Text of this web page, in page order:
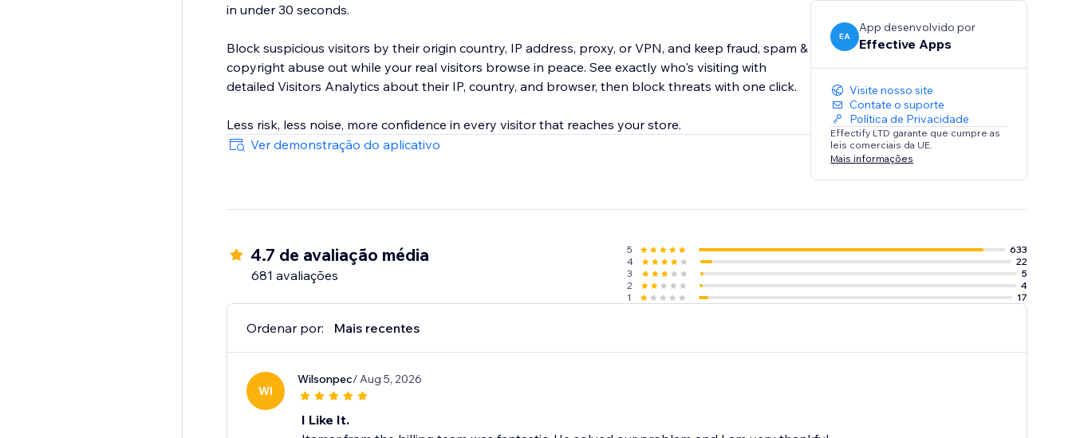
in under 30 seconds.
Block suspicious visitors by their origin country, IP address, proxy, or VPN, and keep fraud, spam &
copyright abuse out while your real visitors browse in peace. See exactly who's visiting with
detailed Visitors Analytics about their IP, country, and browser, then block threats with one click.
Less risk, less noise, more confidence in every visitor that reaches your store.
Ver demonstração do aplicativo
EA
App desenvolvido por
Effective Apps
Visite nosso site
Contate o suporte
Política de Privacidade
Effectify LTD garante que cumpre as
leis comerciais da UE.
Mais informações
4.7 de avaliação média
681 avaliações
5
633
4
22
3
5
2
4
1
17
Ordenar por: Mais recentes
WI
Wilsonpec/ Aug 5, 2026
I Like It.